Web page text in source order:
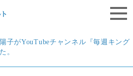
子がYouTubeチャンネル『毎週キング
。